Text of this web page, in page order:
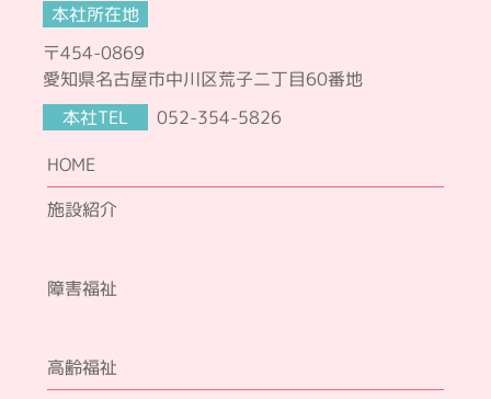
本社所在地
〒454-0869
愛知県名古屋市中川区荒子二丁目60番地
本社TEL
052-354-5826
HOME
施設紹介
障害福祉
高齢福祉